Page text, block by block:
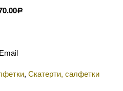
Р
, Скатерти, салфетки